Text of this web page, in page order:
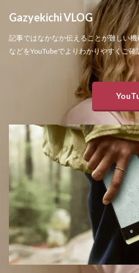
Gazyekichi VLOG
記事ではなかなか伝えることが難しい
などをYouTubeでよりわかりやすくご確